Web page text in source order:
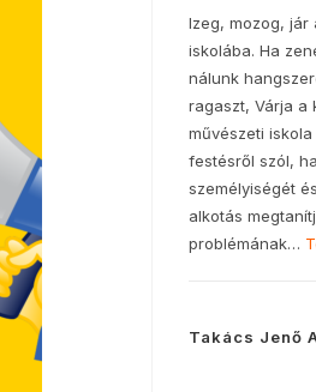
Izeg, mozog, jár
iskolába. Ha
nálunk
ragaszt, Várja a
művészeti
festésről szól,
személyiségét
alkotás
problémának…
Takács Jenő